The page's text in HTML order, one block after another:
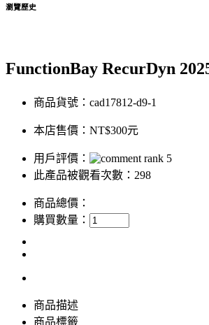
瀏覽歷史
FunctionBay RecurDyn
商品貨號：cad17812-d9-1
本店售價： NT$300元
用戶評價：
此產品被觀看次數：298
商品總價：
購買數量：
商品描述
商品標籤